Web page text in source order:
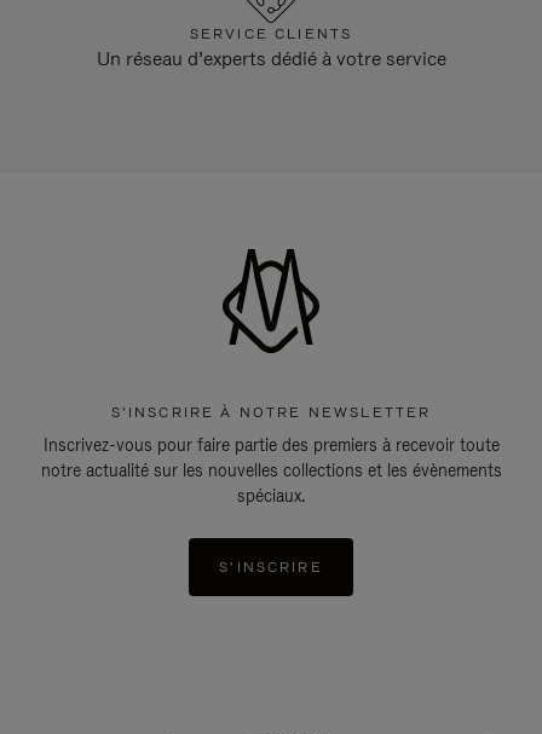
SERVICE CLIENTS
Un réseau d’experts dédié à votre service
S'INSCRIRE À NOTRE NEWSLETTER
Inscrivez-vous pour faire partie des premiers à recevoir toute
notre actualité sur les nouvelles collections et les évènements
spéciaux.
S'INSCRIRE